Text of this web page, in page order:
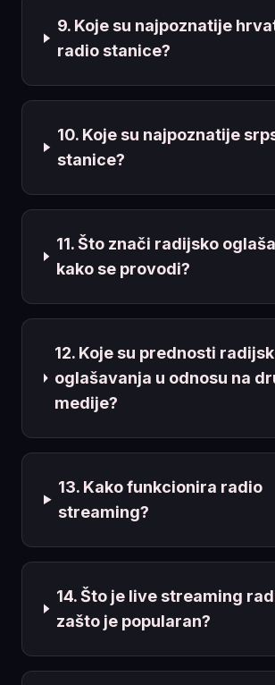
9. Koje su najpoznatije
radio stanice?
10. Koje su najpoznatije
stanice?
11. Što znači radijsko
kako se provodi?
12. Koje su prednosti
oglašavanja u odnosu na
medije?
13. Kako funkcionira radio
streaming?
14. Što je live streaming
zašto je popularan?